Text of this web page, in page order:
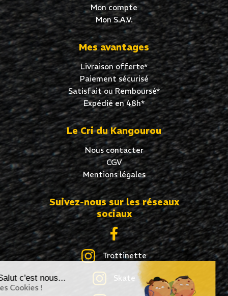
Salut c'est nous...
les Cookies !
Mon compte
Mon S.A.V.
Mes avantages
Livraison offerte*
Paiement sécurisé
Satisfait ou Remboursé*
Expédié en 48h*
Le Cri du Kangourou
Nous contacter
CGV
Mentions légales
Suivez-nous sur les réseaux
sociaux
Trottinette
Skate